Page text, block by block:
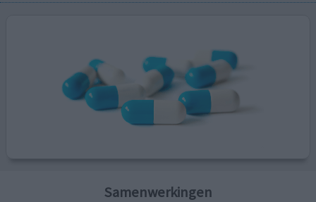
Samenwerkingen